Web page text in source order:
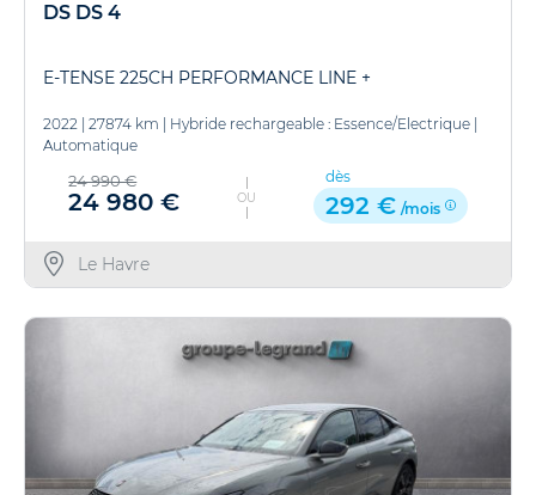
DS DS 4
E-TENSE 225CH PERFORMANCE LINE +
2022 27874 km Hybride rechargeable : Essence/Electrique
Automatique
24 990 €
24 980 € OU
dès
292 € /mois
Le Havre